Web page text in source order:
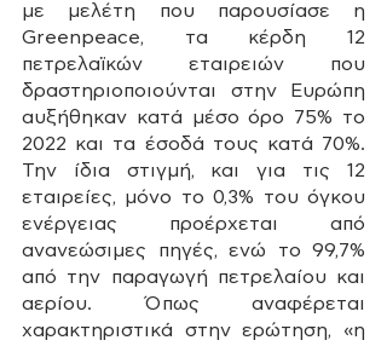
με μελέτη που παρουσίασε η
Greenpeace, τα κέρδη 12
πετρελαϊκών εταιρειών που
δραστηριοποιούνται στην Ευρώπη
αυξήθηκαν κατά μέσο όρο 75% το
2022 και τα έσοδά τους κατά 70%.
Την ίδια στιγμή, και για τις 12
εταιρείες, μόνο το 0,3% του όγκου
ενέργειας προέρχεται από
ανανεώσιμες πηγές, ενώ το 99,7%
από την παραγωγή πετρελαίου και
αερίου. Όπως αναφέρεται
χαρακτηριστικά στην ερώτηση, «η